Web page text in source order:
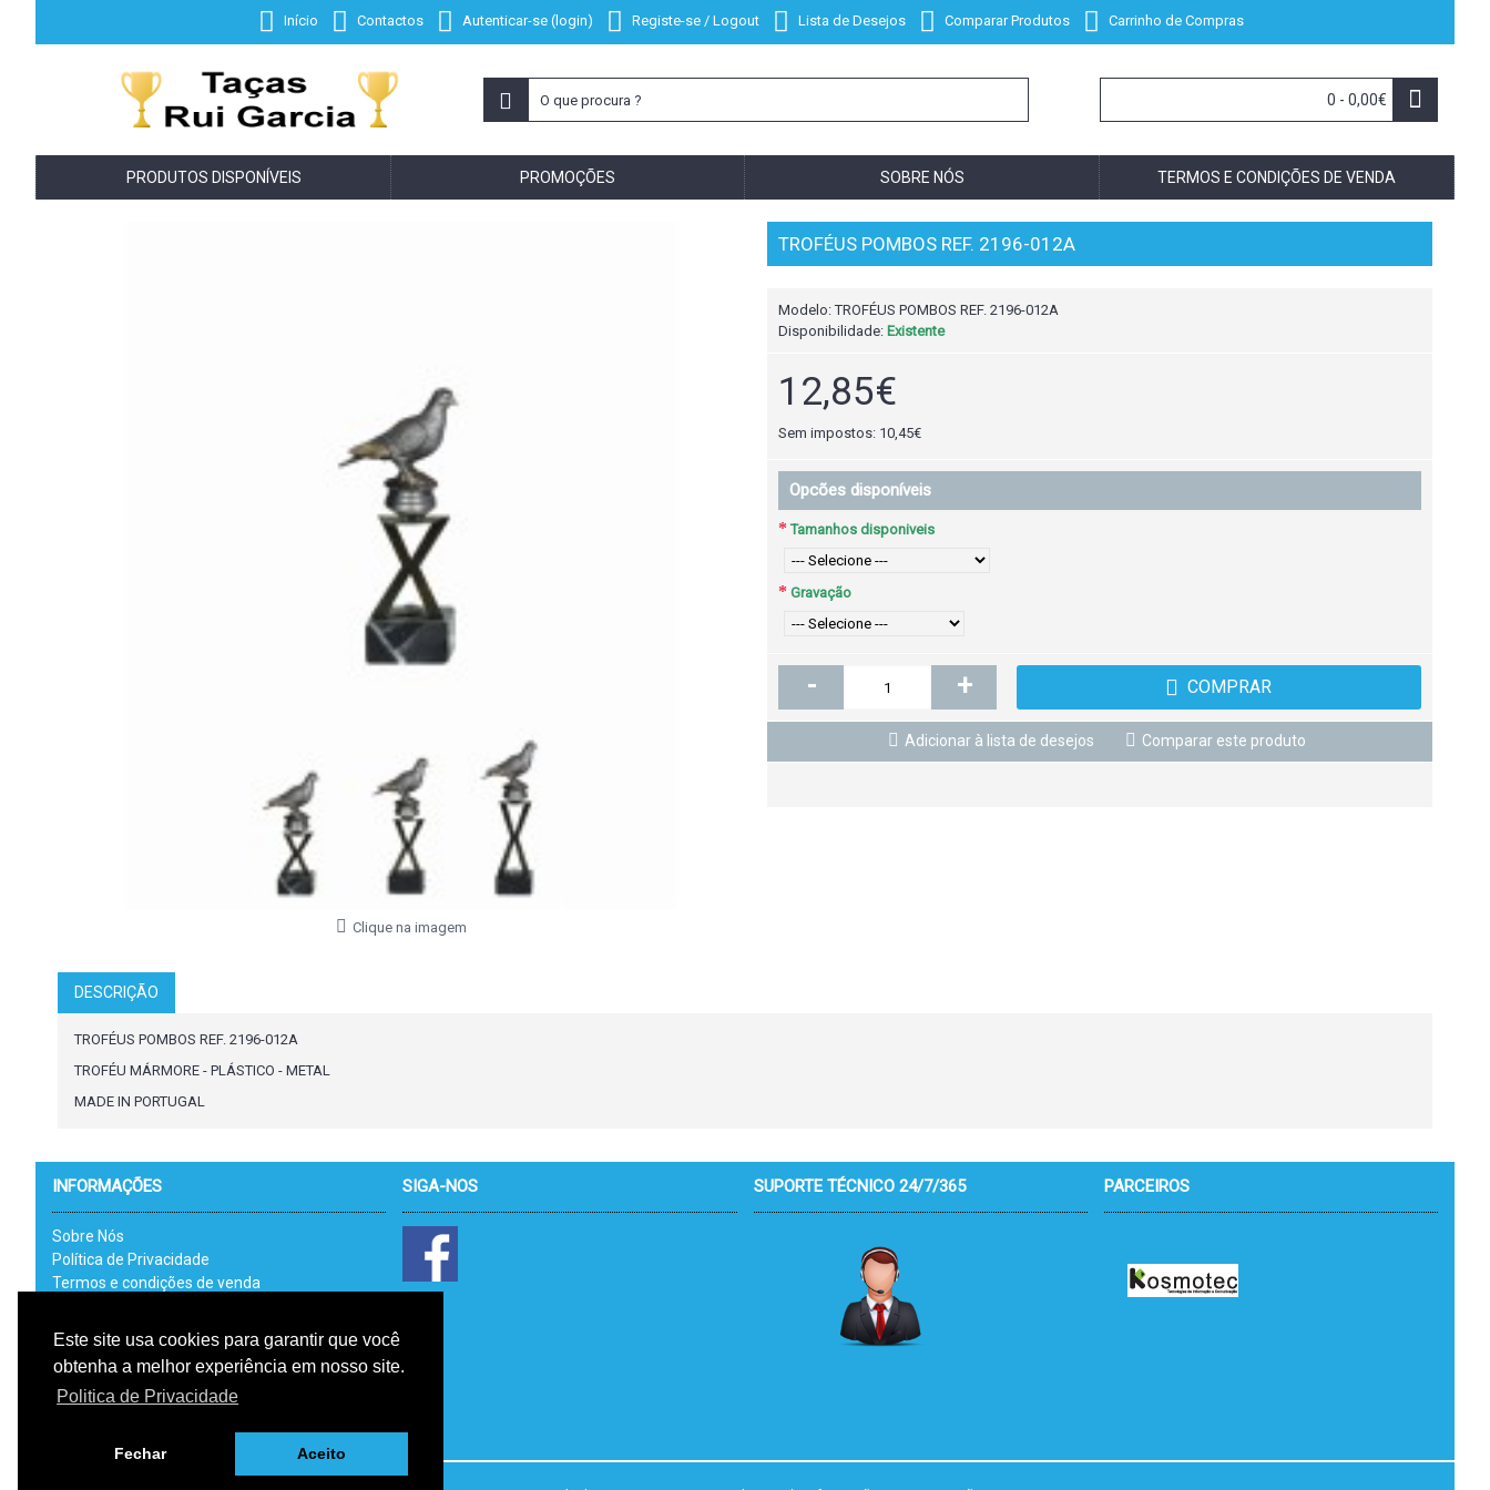
Este site usa cookies para garantir que você
obtenha a melhor experiência em nosso site.
Politica de Privacidade
Fechar Aceito
Início Contactos Autenticar-se (login) Registe-se / Logout Lista de Desejos Comparar Produtos Carrinho de Compras
0 - 0,00€
PRODUTOS DISPONÍVEIS PROMOÇÕES SOBRE NÓS TERMOS E CONDIÇÕES DE VENDA
Clique na imagem
TROFÉUS POMBOS REF. 2196-012A
Modelo:TROFÉUS POMBOS REF. 2196-012A
Disponibilidade: Existente
12,85€
Sem impostos: 10,45€
Opcões disponíveis
Tamanhos disponiveis
Gravação
- + COMPRAR
Adicionar à lista de desejos Comparar este produto
DESCRIÇÃO
TROFÉUS POMBOS REF. 2196-012A
TROFÉU MÁRMORE - PLÁSTICO - METAL
MADE IN PORTUGAL
INFORMAÇÕES
Sobre Nós
Política de Privacidade
Termos e condições de venda
Link Uteis - RAL
Livro de Reclamações Electrónico
RGPD
SIGA-NOS SUPORTE TÉCNICO 24/7/365 PARCEIROS